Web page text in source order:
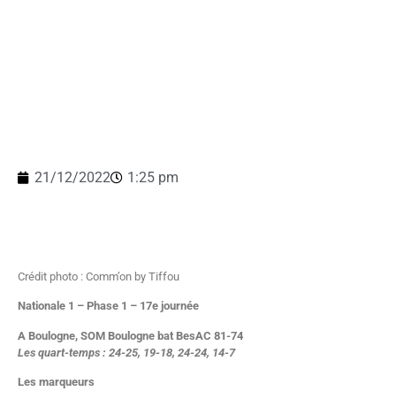
21/12/2022 1:25 pm
Crédit photo : Comm’on by Tiffou
Nationale 1 – Phase 1 – 17e journée
A Boulogne, SOM Boulogne bat BesAC 81-74
Les quart-temps : 24-25, 19-18, 24-24, 14-7
Les marqueurs